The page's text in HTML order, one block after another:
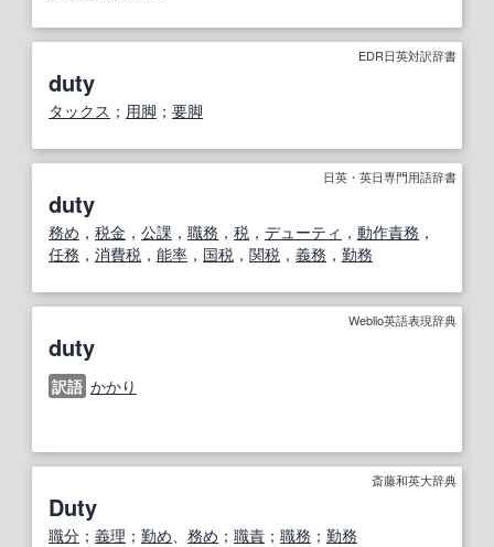
EDR日英対訳辞書
duty
タックス ； 用脚 ； 要脚
日英・英日専門用語辞書
duty
務め ， 税金 ， 公課 ， 職務 ， 税 ， デューティ ， 動作責務 ，
任務 ， 消費税 ， 能率 ， 国税 ， 関税 ， 義務 ， 勤務
Weblio英語表現辞典
duty
訳語 かかり
斎藤和英大辞典
Duty
職分 ； 義理 ； 勤め 務め ； 職責 ； 職務 ； 勤務